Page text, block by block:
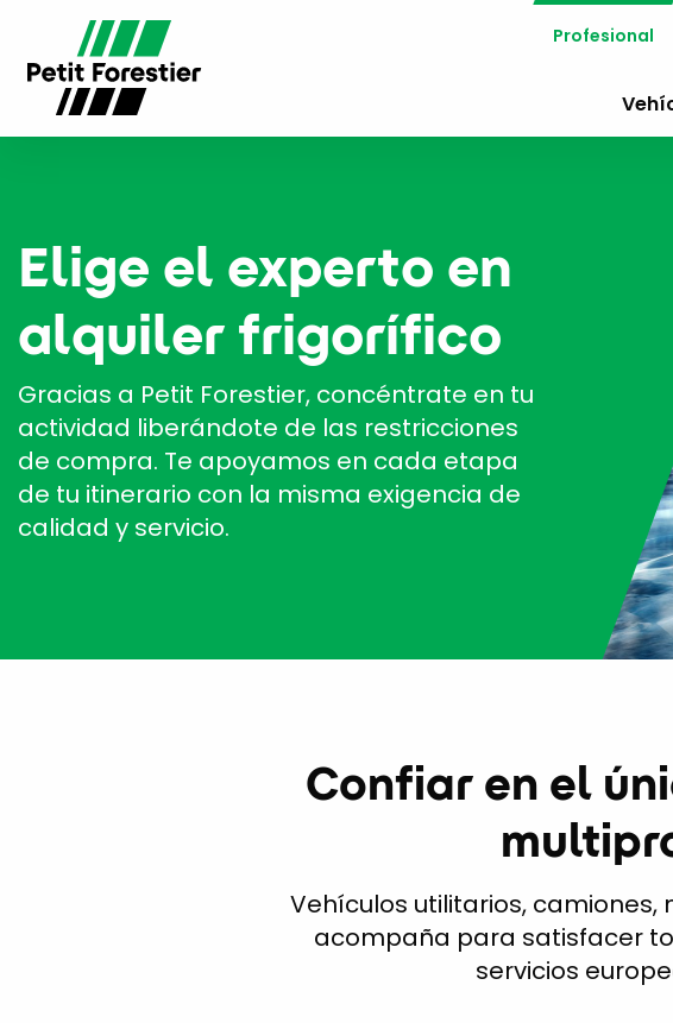
Profesional
Elige el experto en
alquiler frigorífico
Gracias a Petit Forestier, concéntrate en tu
actividad liberándote de las restricciones
de compra. Te apoyamos en cada etapa
de tu itinerario con la misma exigencia de
calidad y servicio.
Confiar en el
Vehículos utilitarios,
acompaña para satisfacer
servicios